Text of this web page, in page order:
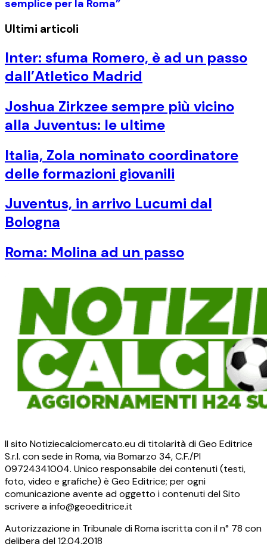
semplice per la Roma”
Ultimi articoli
Inter: sfuma Romero, è ad un passo
dall’Atletico Madrid
Joshua Zirkzee sempre più vicino
alla Juventus: le ultime
Italia, Zola nominato coordinatore
delle formazioni giovanili
Juventus, in arrivo Lucumi dal
Bologna
Roma: Molina ad un passo
Il sito Notiziecalciomercato.eu di titolarità di Geo Editrice
S.r.l. con sede in Roma, via Bomarzo 34, C.F./PI
09724341004. Unico responsabile dei contenuti (testi,
foto, video e grafiche) è Geo Editrice; per ogni
comunicazione avente ad oggetto i contenuti del Sito
scrivere a info@geoeditrice.it
Autorizzazione in Tribunale di Roma iscritta con il n° 78 con
delibera del 12.04.2018